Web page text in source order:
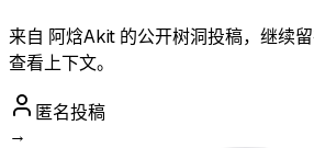
来自 阿焓Akit 的公开树洞投稿，继续
查看上下文。
匿名投稿
→